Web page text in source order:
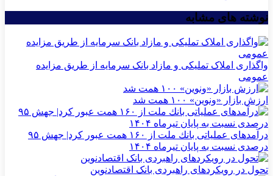
نوشته های مشابه
واگذاری املاک تملیکی و مازاد بانک سرمایه از طریق مزایده
عمومی
ارزش بازار «ونوین» ۱۰۰ همت شد
درآمدهای عملیاتی بانك ملت از ۱۶۰ همت عبور كرد| جهش ۹۵
درصدی نسبت به پایان تیرماه ۱۴۰۴
تحول در رویکردهای راهبردی بانک اقتصادنوین